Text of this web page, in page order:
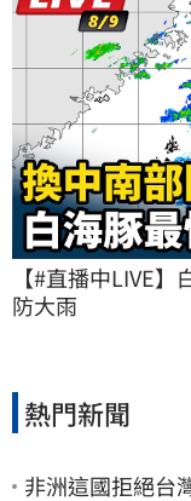
【#直播中LIVE
防大雨
熱門新聞
非洲這國拒絕